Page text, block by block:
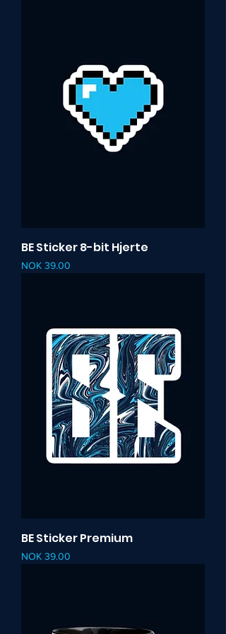
BE Sticker 8-bit Hjerte
Pris
NOK 39.00
BE Sticker Premium
Pris
NOK 39.00